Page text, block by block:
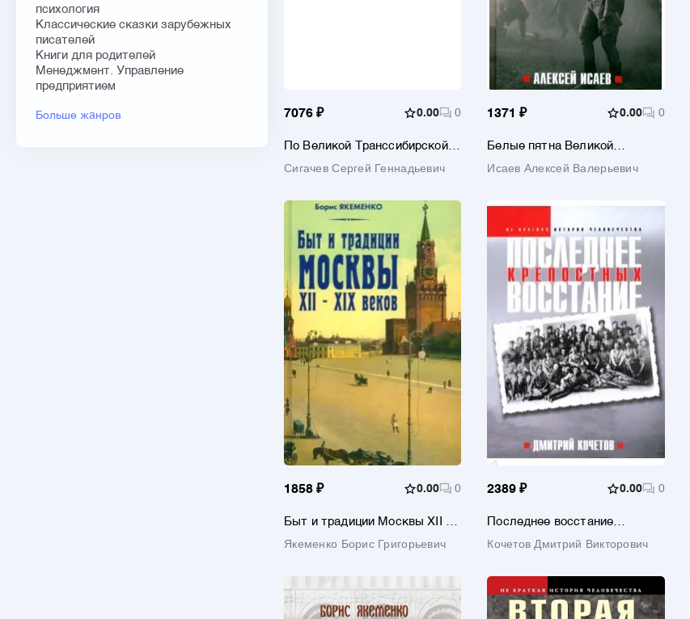
психология
Классические сказки зарубежных
писателей
Книги для родителей
Менеджмент. Управление
предприятием
Больше жанров 7076 ₽ 0.00 0
По Великой Транссибирской
Сигачев Сергей Геннадьевич
1371 ₽ 0.00 0
Белые пятна Великой
Исаев Алексей Валерьевич
1858 ₽ 0.00 0
Быт и традиции Москвы XII -
Якеменко Борис Григорьевич
2389 ₽ 0.00 0
Последнее восстание
Кочетов Дмитрий Викторович